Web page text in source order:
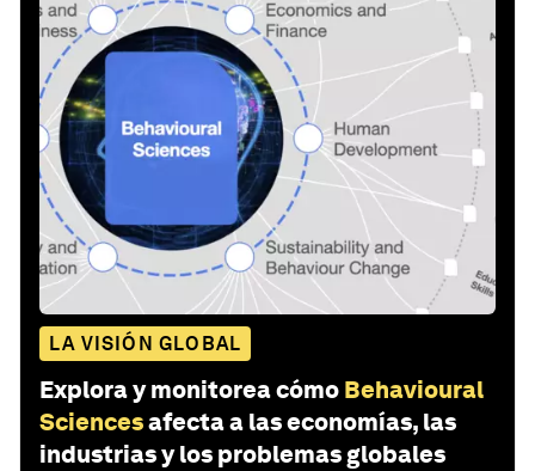
LA VISIÓN GLOBAL
Explora y monitorea cómo Behavioural
Sciencesafecta a las economías, las
industrias y los problemas globales